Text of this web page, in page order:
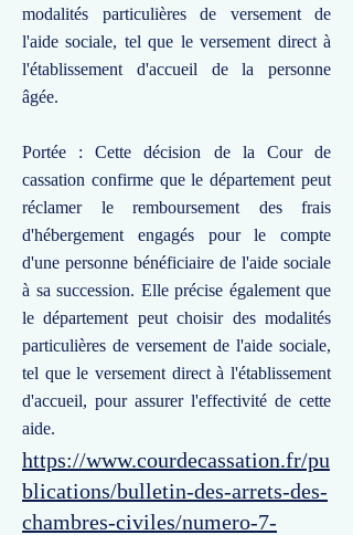
modalités particulières de versement de
l'aide sociale, tel que le versement direct à
l'établissement d'accueil de la personne
âgée.
Portée : Cette décision de la Cour de
cassation confirme que le département peut
réclamer le remboursement des frais
d'hébergement engagés pour le compte
d'une personne bénéficiaire de l'aide sociale
à sa succession. Elle précise également que
le département peut choisir des modalités
particulières de versement de l'aide sociale,
tel que le versement direct à l'établissement
d'accueil, pour assurer l'effectivité de cette
aide.
https://www.courdecassation.fr/pu
blications/bulletin-des-arrets-des-
chambres-civiles/numero-7-